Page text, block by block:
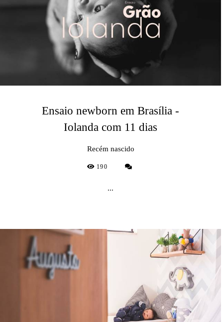
Ensaio newborn em Brasília -
Iolanda com 11 dias
Recém nascido
190
...